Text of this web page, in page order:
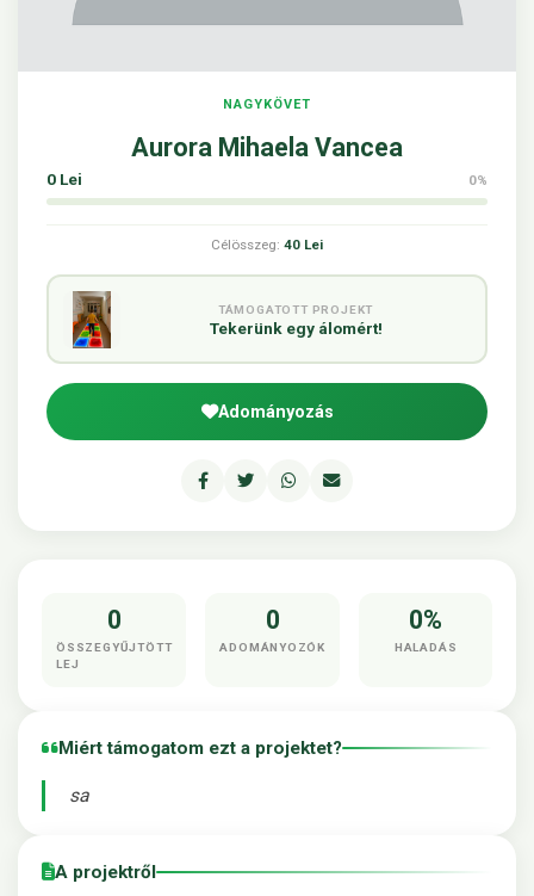
NAGYKÖVET
Aurora Mihaela Vancea
0 Lei 0%
Célösszeg: 40 Lei
TÁMOGATOTT PROJEKT
Tekerünk egy álomért!
Adományozás
0
ÖSSZEGYŰJTÖTT
LEJ
0
ADOMÁNYOZÓK
0%
HALADÁS
Miért támogatom ezt a projektet?
sa
A projektről